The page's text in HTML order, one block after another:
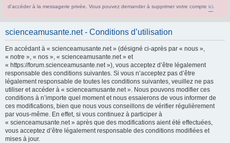
d'accéder à la messagerie privée. Vous pouvez demander à supprimer votre compte ici
scienceamusante.net - Conditions d’utilisation
En accédant à « scienceamusante.net » (désigné ci-après par « nous »,
« notre », « nos », « scienceamusante.net » et
« https://forum.scienceamusante.net »), vous acceptez d’être légalement
responsable des conditions suivantes. Si vous n’acceptez pas d’être
légalement responsable de toutes les conditions suivantes, veuillez ne pas
utiliser et accéder à « scienceamusante.net ». Nous pouvons modifier ces
conditions à n’importe quel moment et nous essaierons de vous informer de
ces modifications, bien que nous vous conseillons de vérifier régulièrement
par vous-même. En effet, si vous continuez à participer à
« scienceamusante.net » après que des modifications aient été effectuées,
vous acceptez d’être légalement responsable des conditions modifiées et
mises à jour.